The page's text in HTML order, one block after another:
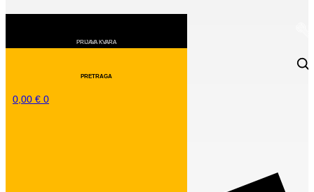
0,00 € 0